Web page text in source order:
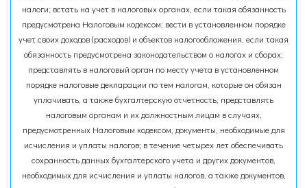
налоги; встать на учет в налоговых органах, если такая обязанность
предусмотрена Налоговым кодексом; вести в установленном порядке
учет своих доходов (расходов) и объектов налогообложения, если такая
обязанность предусмотрена законодательством о налогах и сборах;
представлять в налоговый орган по месту учета в установленном
порядке налоговые декларации по тем налогам, которые он обязан
уплачивать, а также бухгалтерскую отчетность; представлять
налоговым органам и их должностным лицам в случаях,
предусмотренных Налоговым кодексом, документы, необходимые для
исчисления и уплаты налогов; в течение четырех лет обеспечивать
сохранность данных бухгалтерского учета и других документов,
необходимых для исчисления и уплаты налогов, а также документов,